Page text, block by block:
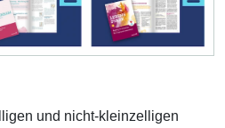
und nicht-kleinzelligen